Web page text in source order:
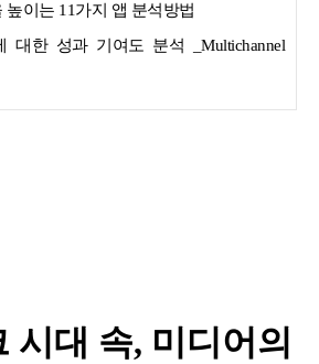
높이는 11가지 앱 분석방법
대한 성과 기여도 분석 _Multichannel
시대 속, 미디어의